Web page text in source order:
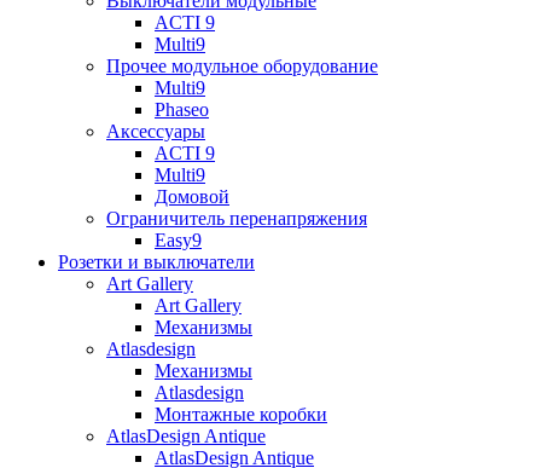
ACTI 9
Multi9
Прочее модульное оборудование
Multi9
Phaseo
Аксессуары
ACTI 9
Multi9
Домовой
Ограничитель перенапряжения
Easy9
Розетки и выключатели
Art Gallery
Art Gallery
Механизмы
Atlasdesign
Механизмы
Atlasdesign
Монтажные коробки
AtlasDesign Antique
AtlasDesign Antique